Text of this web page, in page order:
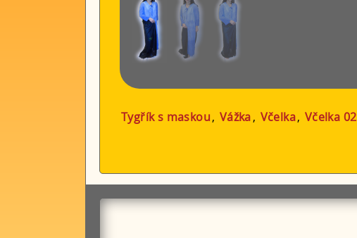
Tygřík s maskou, Vážka, Včelka, Včelka 02